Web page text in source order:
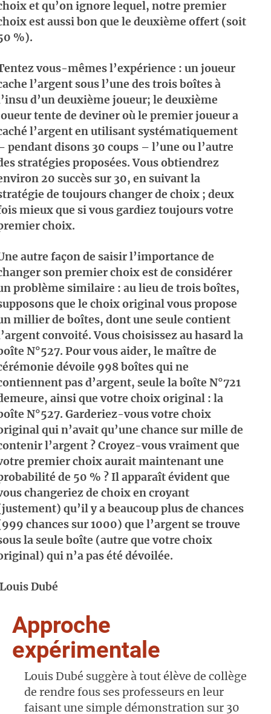
et qu’on ignore lequel, notre premier
est aussi bon que le deuxième offert (soit
%).
vous-mêmes l’expérience : un joueur
l’argent sous l’une des trois boîtes à
d’un deuxième joueur; le deuxième
tente de deviner où le premier joueur a
l’argent en utilisant systématiquement
pendant disons 30 coups – l’une ou l’autre
stratégies proposées. Vous obtiendrez
20 succès sur 30, en suivant la
de toujours changer de choix ; deux
mieux que si vous gardiez toujours votre
choix.
autre façon de saisir l’importance de
son premier choix est de considérer
problème similaire : au lieu de trois boîtes,
que le choix original vous propose
millier de boîtes, dont une seule contient
convoité. Vous choisissez au hasard la
N°527. Pour vous aider, le maître de
dévoile 998 boîtes qui ne
pas d’argent, seule la boîte N°721
ainsi que votre choix original : la
N°527. Garderiez-vous votre choix
qui n’avait qu’une chance sur mille de
l’argent ? Croyez-vous vraiment que
premier choix aurait maintenant une
de 50 % ? Il apparaît évident que
changeriez de choix en croyant
qu’il y a beaucoup plus de chances
chances sur 1000) que l’argent se trouve
la seule boîte (autre que votre choix
qui n’a pas été dévoilée.
Dubé
Approche
expérimentale
Louis Dubé suggère à tout élève de collège
de rendre fous ses professeurs en leur
faisant une simple démonstration sur 30